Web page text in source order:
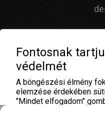
© Oázis Étterem
Fontosnak
védelmét
A böngészési élmény
elemzése érdekében
"Mindet elfogadom"